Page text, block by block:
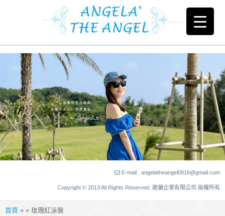
E-mail : angelatheangel0916@gmail.com
Copyright © 2013 All Rights Reserved. 崴儷企業有限公司 版權所有
首頁 » » 玫瑰紅泳裝